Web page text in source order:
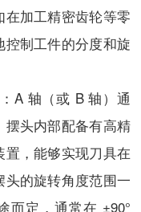
加工精密齿轮等零
制工件的分度和旋
：A 轴（或 B 轴）通
头内部配备有高精
，能够实现刀具在
的旋转角度范围一
而定，通常在 ±90°